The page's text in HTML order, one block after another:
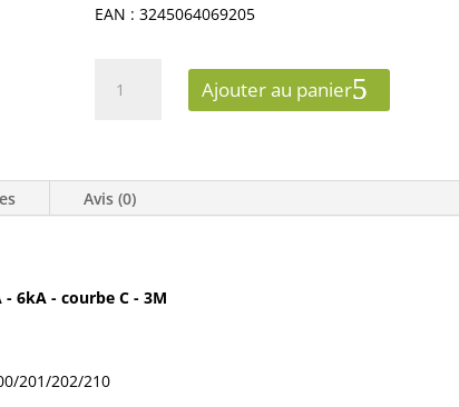
EAN : 3245064069205
DX3
400
6KA
Ajouter au panier
Avis (0)
- 6kA - courbe C - 3M
201/202/210